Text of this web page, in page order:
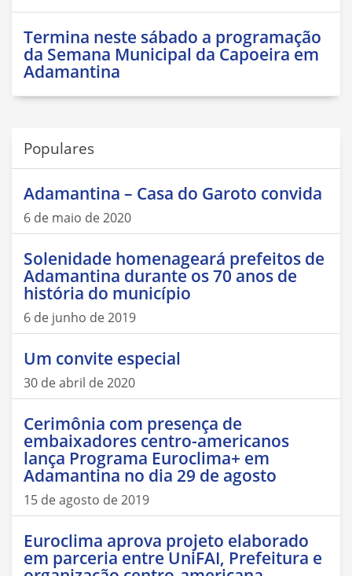
Termina neste sábado a programação
da Semana Municipal da Capoeira em
Adamantina
Populares
Adamantina – Casa do Garoto convida
6 de maio de 2020
Solenidade homenageará prefeitos de
Adamantina durante os 70 anos de
história do município
6 de junho de 2019
Um convite especial
30 de abril de 2020
Cerimônia com presença de
embaixadores centro-americanos
lança Programa Euroclima+ em
Adamantina no dia 29 de agosto
15 de agosto de 2019
Euroclima aprova projeto elaborado
em parceria entre UniFAI, Prefeitura e